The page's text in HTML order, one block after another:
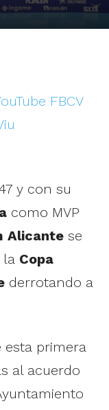
FBCV
y con su
como MVP
Alicante se
la Copa
derrotando a
esta primera
al acuerdo